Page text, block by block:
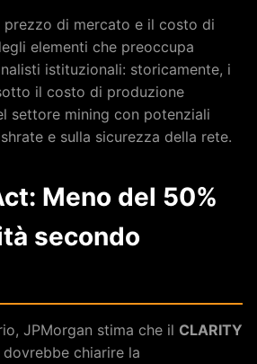
prezzo di mercato e il costo di
elementi che preoccupa
istituzionali: storicamente, i
il costo di produzione
settore mining con potenziali
e sulla sicurezza della rete.
Meno del 50%
secondo
JPMorgan stima che il CLARITY
chiarire la